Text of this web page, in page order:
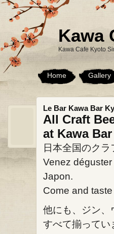
Kawa
Kawa Cafe Kyoto
Home Gallery
Le Bar Kawa Bar
All Craft
at Kawa
日本全国のク
Venez
Japon.
Come and
他にも、ジン、
すべて揃ってい